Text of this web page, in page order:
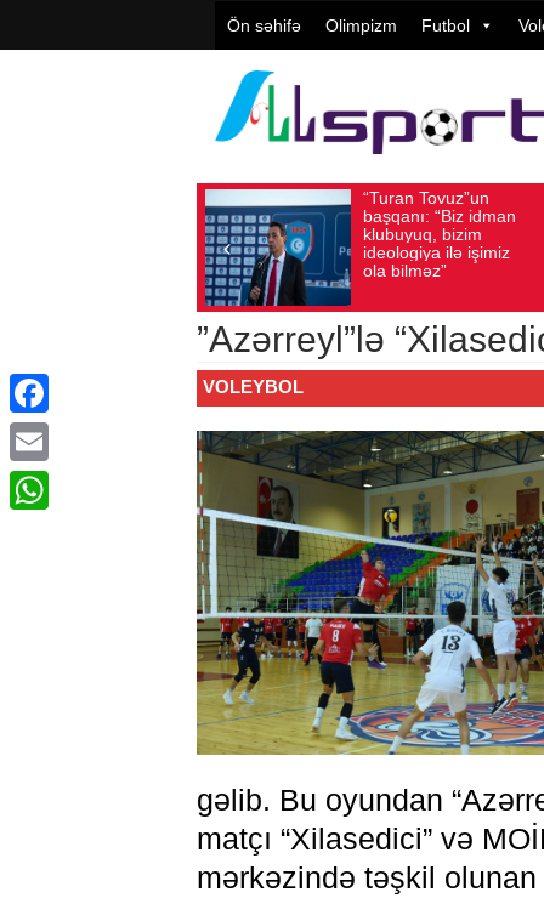
Ön səhifə Olimpizm Futbol
“Turan Tovuz”un
başqanı: “Biz idman
klubuyuq, bizim
ideologiya ilə işimiz
ola bilməz”
Baxış sayı: 223
Avqust 05, 2026
”Azərreyl”lə
VOLEYBOL
gəlib. Bu oyundan
matçı “Xilasedici” və
mərkəzində təşkil olunan
Facebook
Email